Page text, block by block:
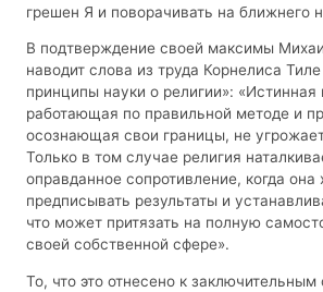
грешен Я и поворачивать на ближнего
В подтверждение своей максимы
наводит слова из труда Корнелиса
принципы науки о религии»: «Истинная
работающая по правильной методе и
осознающая свои границы, не
Только в том случае религия
оправданное сопротивление, когда она
предписывать результаты и
что может притязать на полную
своей собственной сфере».
То, что это отнесено к